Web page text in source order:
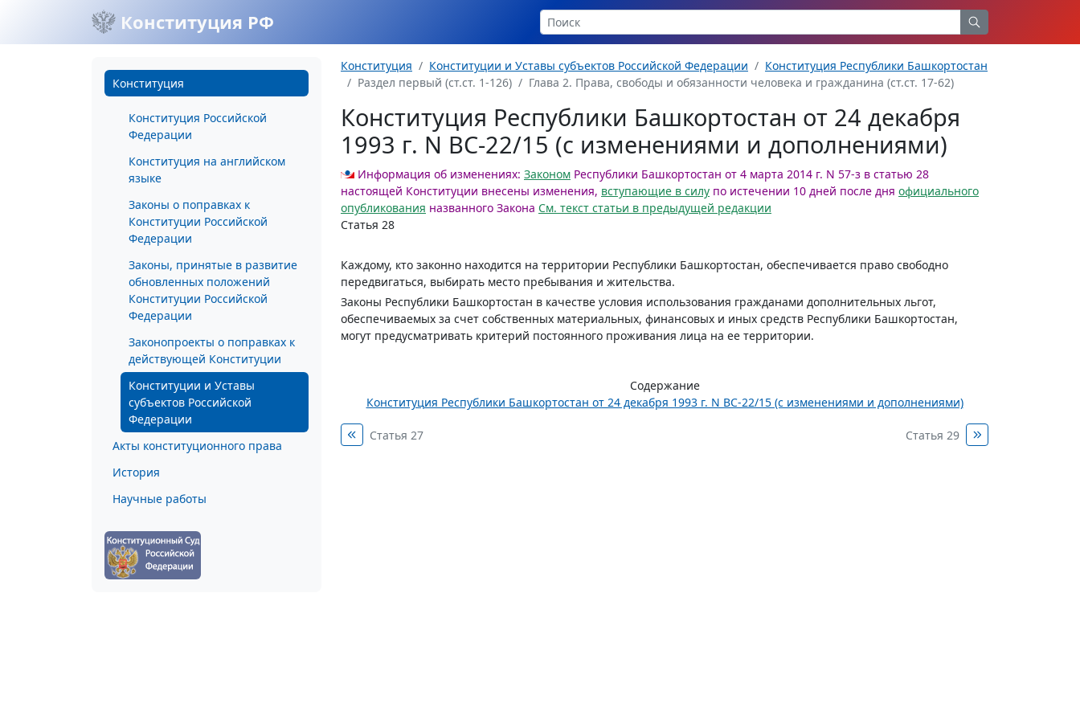
Конституция РФ
Конституция
Конституция Российской
Федерации
Конституция на английском
языке
Законы о поправках к
Конституции Российской
Федерации
Законы, принятые в развитие
обновленных положений
Конституции Российской
Федерации
Законопроекты о поправках к
действующей Конституции
Конституции и Уставы
субъектов Российской
Федерации
Акты конституционного права
История
Научные работы
Конституция Конституции и Уставы субъектов Российской Федерации
Конституция Республики Башкортостан
Раздел первый (ст.ст. 1-126)
Глава 2. Права, свободы и обязанности человека и гражданина (ст.ст. 17-62)
Конституция Республики Башкортостан от 24 декабря
1993 г. N ВС-22/15 (с изменениями и дополнениями)
Информация об изменениях: Законом Республики Башкортостан от 4 марта 2014 г. N 57-з в статью 28
настоящей Конституции внесены изменения, вступающие в силу по истечении 10 дней после дня официального
опубликования названного Закона См. текст статьи в предыдущей редакции
Статья 28
Каждому, кто законно находится на территории Республики Башкортостан, обеспечивается право свободно
передвигаться, выбирать место пребывания и жительства.
Законы Республики Башкортостан в качестве условия использования гражданами дополнительных льгот,
обеспечиваемых за счет собственных материальных, финансовых и иных средств Республики Башкортостан,
могут предусматривать критерий постоянного проживания лица на ее территории.
Содержание
Конституция Республики Башкортостан от 24 декабря 1993 г. N ВС-22/15 (с изменениями и дополнениями)
Статья 27 Статья 29